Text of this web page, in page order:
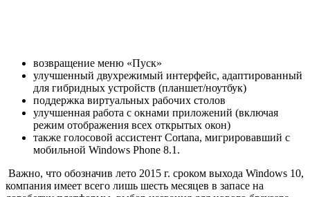
возвращение меню «Пуск»
улучшенный двухрежимый интерфейс, адаптированный
для гибридных устройств (планшет/ноутбук)
поддержка виртуальных рабочих столов
улучшенная работа с окнами приложений (включая
режим отображения всех открытых окон)
также голосовой ассистент Cortana, мигрировавший с
мобильной Windows Phone 8.1.
Важно, что обозначив лето 2015 г. сроком выхода Windows 10,
компания имеет всего лишь шесть месяцев в запасе на